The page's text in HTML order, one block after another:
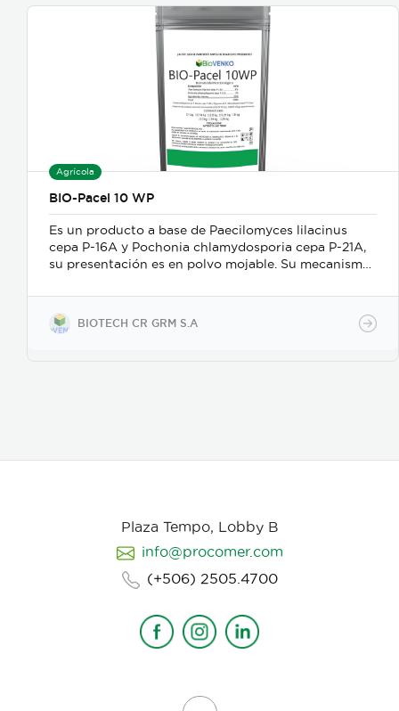
Agrícola
BIO-Pacel 10 WP
Es un producto a base de Paecilomyces lilacinus
cepa P-16A y Pochonia chlamydosporia cepa P-21A,
su presentación es en polvo mojable. Su mecanismo
contacto, se adhiere a las masas de huevos, forma
apresorios con hifas que ingresan a través de los
poros de la vitelina, posteriormente prolifera en los
BIOTECH CR GRM S.A
Plaza Tempo, Lobby B
info@procomer.com
(+506) 2505.4700